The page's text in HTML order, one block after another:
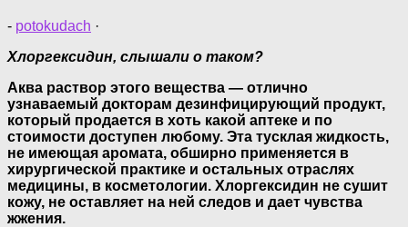
- potokudach ·
Хлоргексидин, слышали о таком?
Аква раствор этого вещества — отлично
узнаваемый докторам дезинфицирующий продукт,
который продается в хоть какой аптеке и по
стоимости доступен любому. Эта тусклая жидкость,
не имеющая аромата, обширно применяется в
хирургической практике и остальных отраслях
медицины, в косметологии. Хлоргексидин не сушит
кожу, не оставляет на ней следов и дает чувства
жжения.